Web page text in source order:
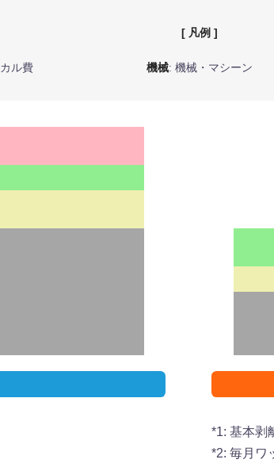
[ 凡例 ]
ル費 機械: 機械・マシーン
*1: 基本剥
*2: 毎月ワ